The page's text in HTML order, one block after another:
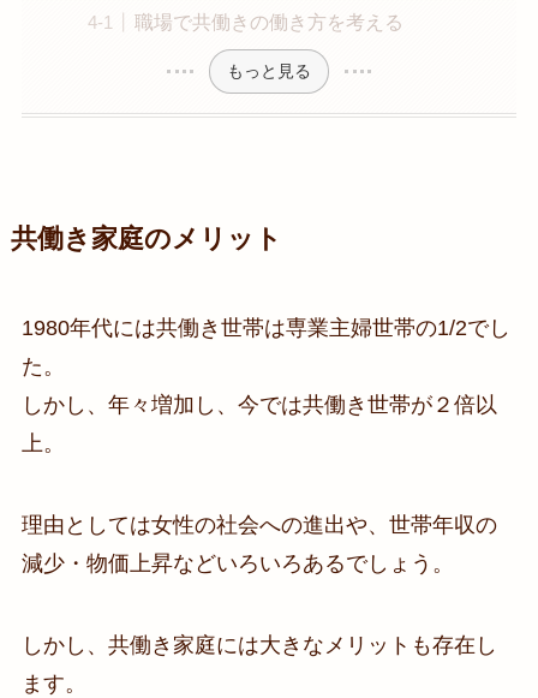
職場で共働きの働き方を考える
もっと見る
共働き家庭のメリット
1980年代には共働き世帯は専業主婦世帯の1/2でし
た。
しかし、年々増加し、今では共働き世帯が２倍以
上。
理由としては女性の社会への進出や、世帯年収の
減少・物価上昇などいろいろあるでしょう。
しかし、共働き家庭には大きなメリットも存在し
ます。